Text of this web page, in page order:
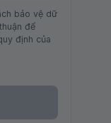
bảo vệ dữ
để
định của